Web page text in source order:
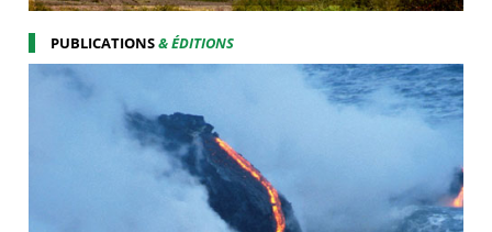
PUBLICATIONS& ÉDITIONS